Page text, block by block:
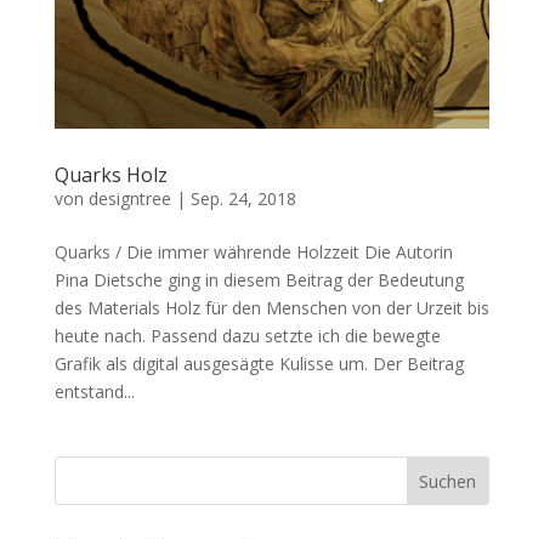
Quarks Holz
von designtree | Sep. 24, 2018
Quarks / Die immer währende Holzzeit Die Autorin
Pina Dietsche ging in diesem Beitrag der Bedeutung
des Materials Holz für den Menschen von der Urzeit bis
heute nach. Passend dazu setzte ich die bewegte
Grafik als digital ausgesägte Kulisse um. Der Beitrag
entstand...